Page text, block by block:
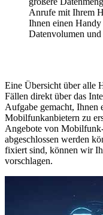
Anrufe mit Ihrem
Ihnen einen
Datenvolumen
Eine Übersicht über alle
Fällen direkt über das
Aufgabe gemacht, Ihnen
Mobilfunkanbietern zu
Angebote von
abgeschlossen werden
fixiert sind, können wir
vorschlagen.